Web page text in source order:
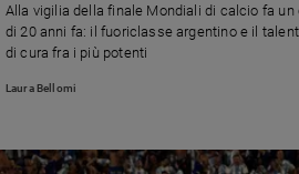
Chiesa
e
Santi
Alla vigilia della finale Mondiali di calcio fa
di 20 anni fa: il fuoriclasse argentino e il
di cura fra i più potenti
Laura Bellomi